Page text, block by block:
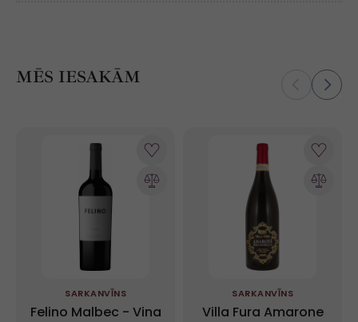
MĒS IESAKĀM
SARKANVĪNS
Felino Malbec - Vina
SARKANVĪNS
Villa Fura Amarone